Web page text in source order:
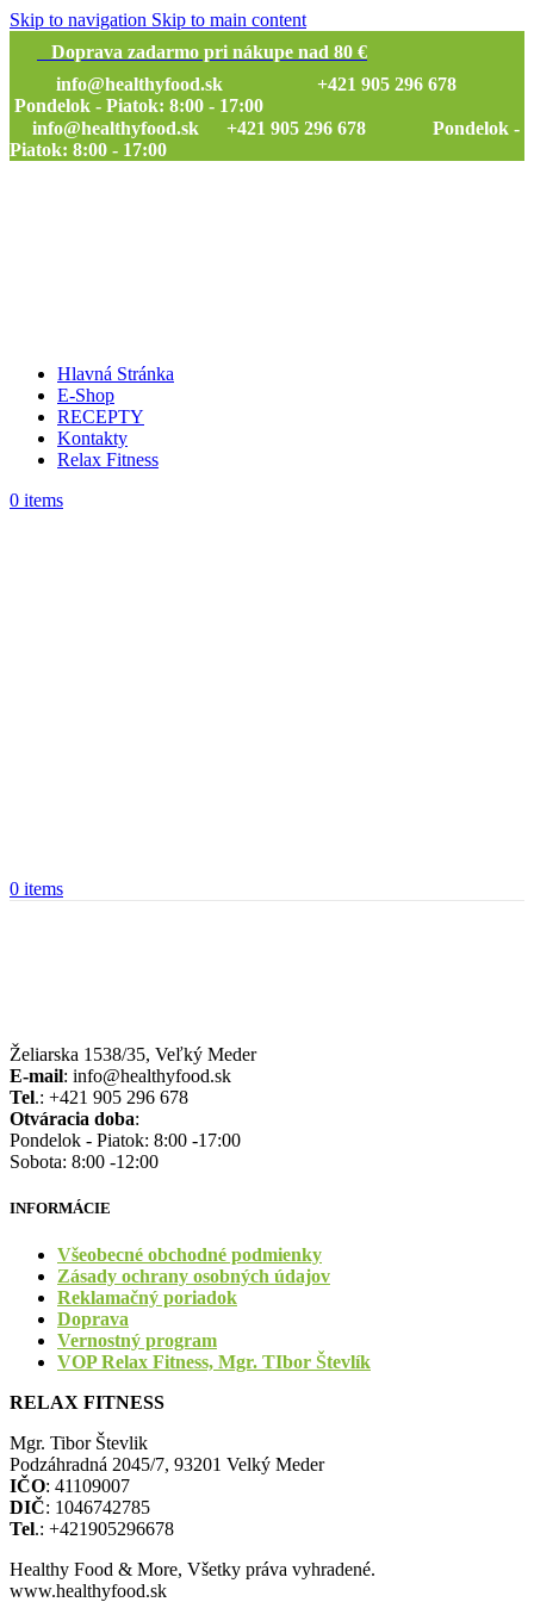
Skip to navigation Skip to main content
Doprava zadarmo pri nákupe nad 80 €
info@healthyfood.sk
+421 905 296 678
Pondelok - Piatok: 8:00 - 17:00
info@healthyfood.sk
+421 905 296 678 Pondelok -
Piatok: 8:00 - 17:00
Hlavná Stránka
E-Shop
RECEPTY
Kontakty
Relax Fitness
0 items
0 items
Želiarska 1538/35, Veľký Meder
E-mail: info@healthyfood.sk
Tel.: +421 905 296 678
Otváracia doba:
Pondelok - Piatok: 8:00 -17:00
Sobota: 8:00 -12:00
INFORMÁCIE
Všeobecné obchodné podmienky
Zásady ochrany osobných údajov
Reklamačný poriadok
Doprava
Vernostný program
VOP Relax Fitness, Mgr. TIbor Števlík
RELAX FITNESS
Mgr. Tibor Števlik
Podzáhradná 2045/7, 93201 Velký Meder
IČO: 41109007
DIČ: 1046742785
Tel.: +421905296678
Healthy Food & More, Všetky práva vyhradené.
www.healthyfood.sk